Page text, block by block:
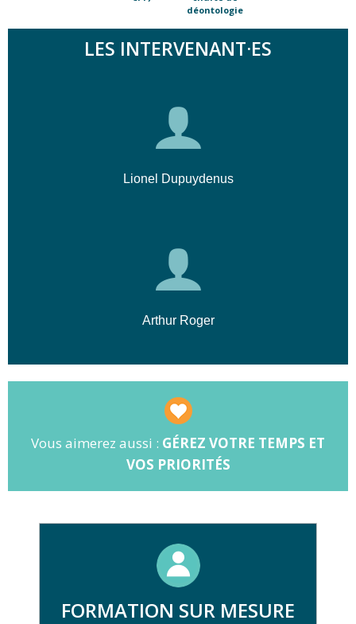
déontologie
LES INTERVENANT·ES
Lionel Dupuydenus
Arthur Roger
Vous aimerez aussi : GÉREZ VOTRE TEMPS ET
VOS PRIORITÉS
FORMATION SUR MESURE